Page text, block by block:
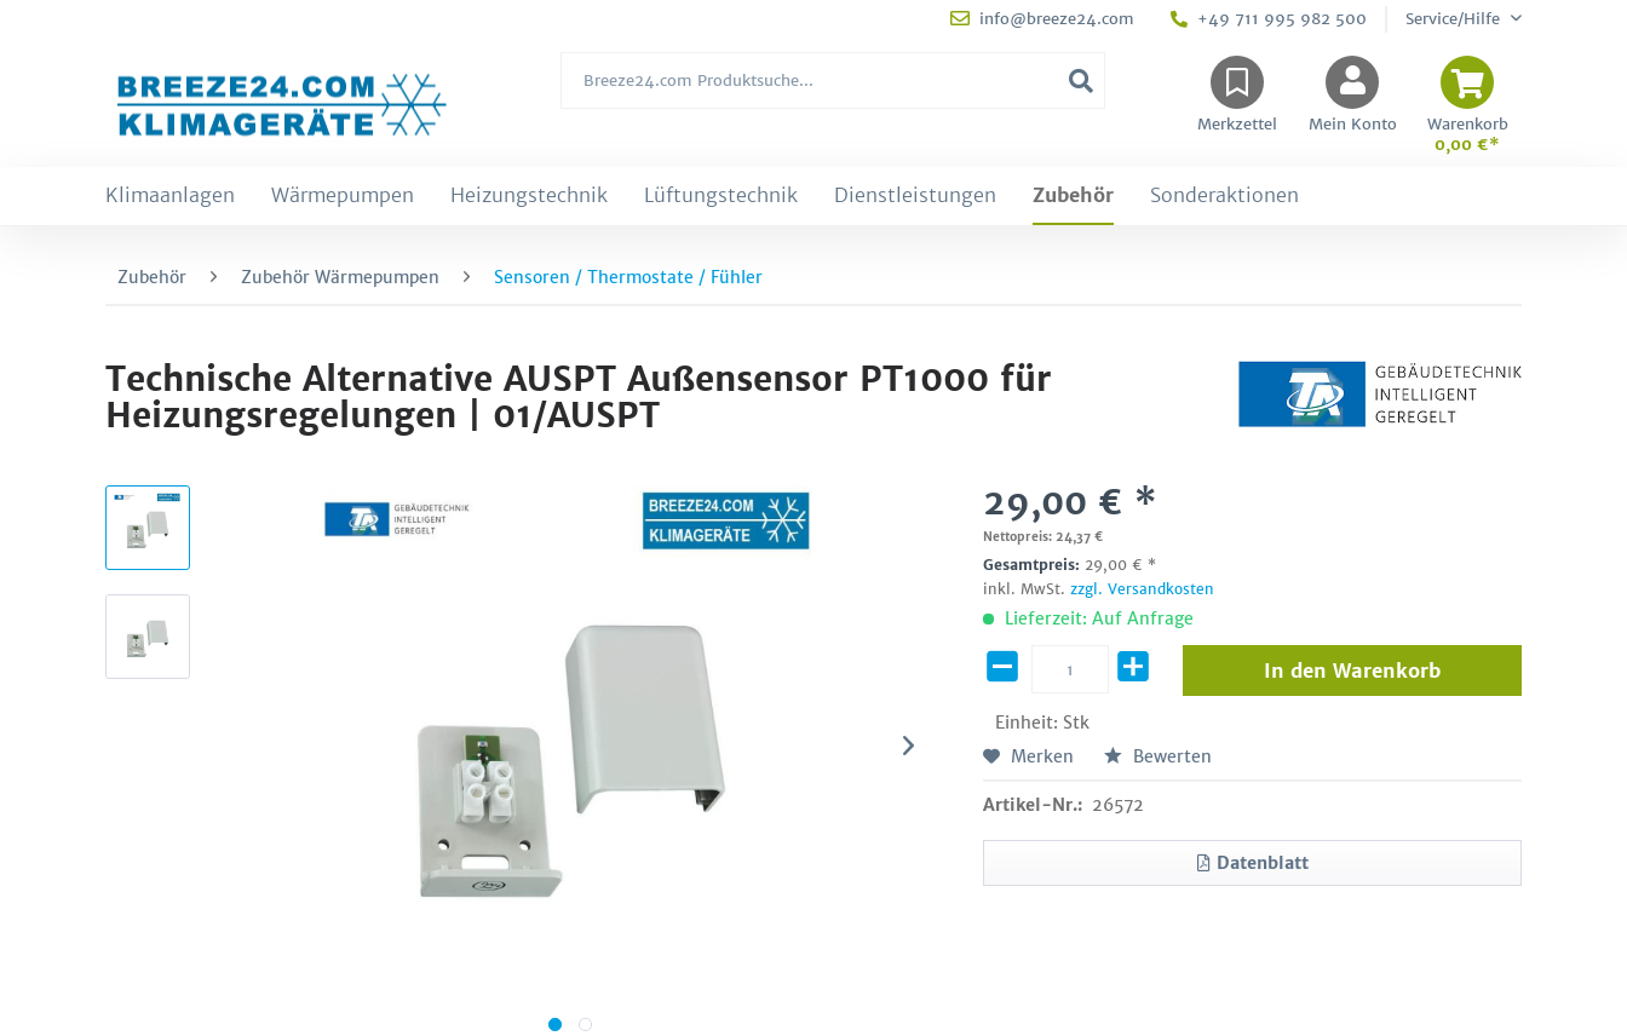
info@breeze24.com +49 711 995 982 500 Service/Hilfe
Merkzettel Mein Konto
Warenkorb
0,00 €*
Klimaanlagen Wärmepumpen Heizungstechnik Lüftungstechnik Dienstleistungen Zubehör Sonderaktionen
Zubehör Zubehör Wärmepumpen Sensoren / Thermostate / Fühler
Technische Alternative AUSPT Außensensor PT1000 für
Heizungsregelungen | 01/AUSPT
29,00 € *
Nettopreis: 24,37 €
Gesamtpreis: 29,00 € *
inkl. MwSt.zzgl. Versandkosten
Lieferzeit: Auf Anfrage
Einheit: Stk
In den Warenkorb
Merken Bewerten
Artikel-Nr.: 26572
Datenblatt